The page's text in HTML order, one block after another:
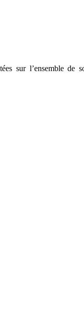
sur l’ensemble